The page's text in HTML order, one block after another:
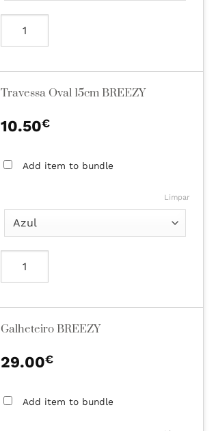
Travessa Oval 15cm BREEZY
10.50€
Add item to bundle
Limpar
Galheteiro BREEZY
29.00€
Add item to bundle